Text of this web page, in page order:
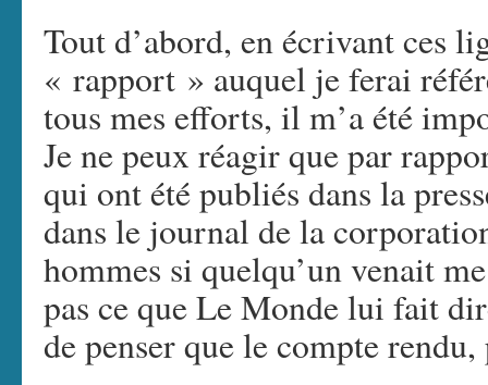
Tout d’abord, en écrivant ces
« rapport » auquel je ferai
tous mes efforts, il m’a été
Je ne peux réagir que par
qui ont été publiés dans la
dans le journal de la
hommes si quelqu’un venait
pas ce que Le Monde lui fait
de penser que le compte